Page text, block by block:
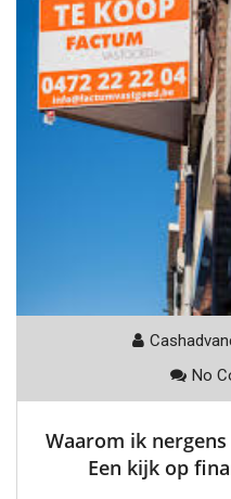
No
Waarom ik
Een kijk op